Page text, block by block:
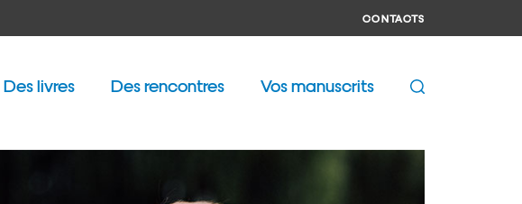
CONTACTS
Des livres Des rencontres Vos manuscrits